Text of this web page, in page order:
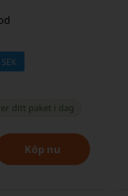
ditt paket i dag